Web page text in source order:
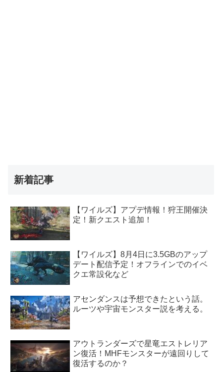
新着記事
【ワイルズ】アプデ情報！狩王開催決
定！新クエスト追加！
【ワイルズ】8月4日に3.5GBのアップ
デート配信予定！オフラインでのイベ
クエ常設化など
アセンダンスは予想できたという話。
ルーツや宇宙モンスター説を考える。
アウトランダーズで星竜エストレリア
ン復活！MHFモンスターが遠回りして
復活するのか？